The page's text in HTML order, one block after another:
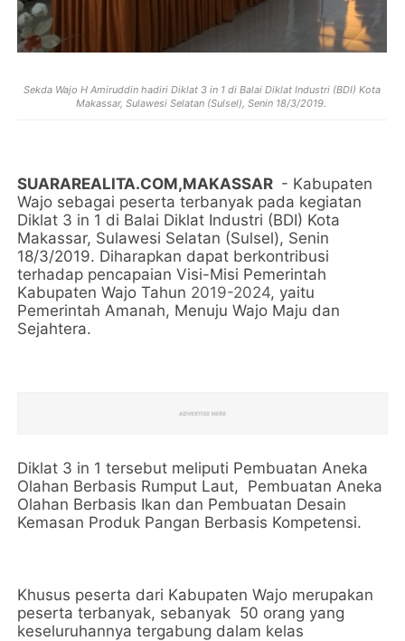
Sekda Wajo H Amiruddin hadiri Diklat 3 in 1 di Balai Diklat Industri (BDI) Kota
Makassar, Sulawesi Selatan (Sulsel), Senin 18/3/2019.
SUARAREALITA.COM,MAKASSAR - Kabupaten
Wajo sebagai peserta terbanyak pada kegiatan
Diklat 3 in 1 di Balai Diklat Industri (BDI) Kota
Makassar, Sulawesi Selatan (Sulsel), Senin
18/3/2019. Diharapkan dapat berkontribusi
terhadap pencapaian Visi-Misi Pemerintah
Kabupaten Wajo Tahun 2019-2024, yaitu
Pemerintah Amanah, Menuju Wajo Maju dan
Sejahtera.
Diklat 3 in 1 tersebut meliputi Pembuatan Aneka
Olahan Berbasis Rumput Laut, Pembuatan Aneka
Olahan Berbasis Ikan dan Pembuatan Desain
Kemasan Produk Pangan Berbasis Kompetensi.
Khusus peserta dari Kabupaten Wajo merupakan
peserta terbanyak, sebanyak 50 orang yang
keseluruhannya tergabung dalam kelas